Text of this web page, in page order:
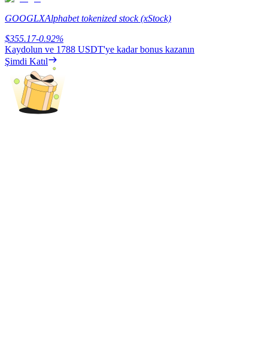
Deposit & Trade BTC to Share 25000 USDT prize pool!
Deposit CASHCAT & Win
Share 500000 CASHCAT prize pool
GOOGLXAlphabet tokenized stock (xStock)
$355.17-0.92%
Kaydolun ve 1788 USDT'ye kadar bonus kazanın
Şimdi Katıl